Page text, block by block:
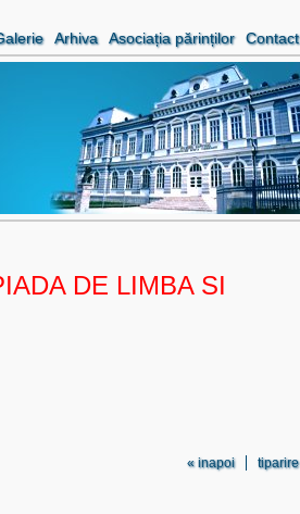
Arhiva Asociația părinților Contact
DE LIMBA SI
tiparire
« inapoi